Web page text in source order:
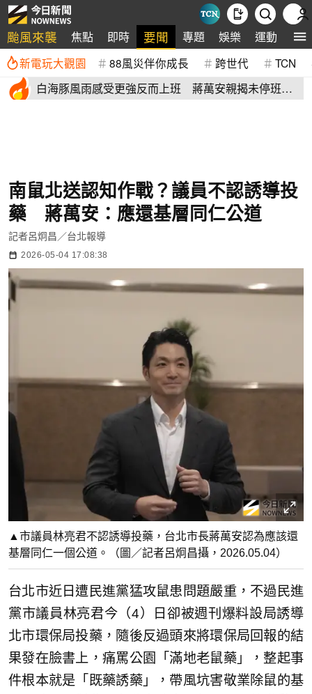
颱風來襲 焦點 即時 要聞 專題 娛樂 運動 全
新電玩大觀園 88風災伴你成長 跨世代 TCN
白海豚風雨感受更強反而上班 蔣萬安親揭未停班課
南鼠北送認知作戰？議員不認誘導投
藥 蔣萬安：應還基層同仁公道
記者呂炯昌／台北報導
2026-05-04 17:08:38
▲市議員林亮君不認誘導投藥，台北市長蔣萬安認為應該還
基層同仁一個公道。（圖／記者呂炯昌攝，2026.05.04）
台北市近日遭民進黨猛攻鼠患問題嚴重，不過民進
黨市議員林亮君今（4）日卻被週刊爆料設局誘導
北市環保局投藥，隨後反過頭來將環保局回報的結
果發在臉書上，痛罵公園「滿地老鼠藥」，整起事
件根本就是「既藥誘藥」，帶風坑害敬業除鼠的基